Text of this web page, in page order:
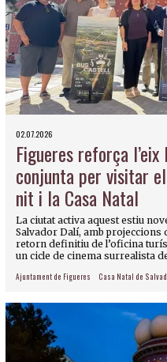
02.07.2026
Figueres reforça
conjunta per visitar
nit i la Casa Natal
La ciutat activa aquest estiu
Salvador Dalí, amb projeccions
retorn definitiu de l’oficina
un cicle de cinema surrealista
Ajuntament de Figueres Casa Natal de